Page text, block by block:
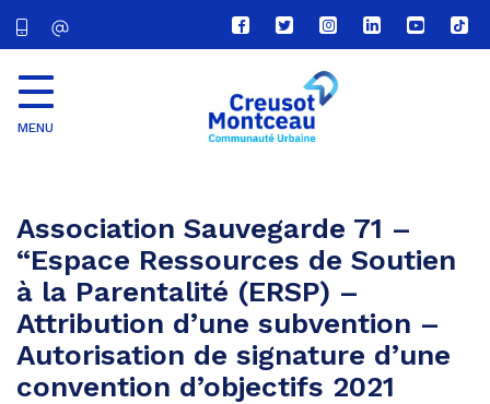
Lien
vers
compte
Facebook
Lien
vers
compte
Twitter
Lien
vers
le
compte
Lien
vers
Lien
vers
Lien
vers
MENU
Association Sauvegarde 71 –
“Espace Ressources de Soutien
à la Parentalité (ERSP) –
Attribution d’une subvention –
Autorisation de signature d’une
convention d’objectifs 2021